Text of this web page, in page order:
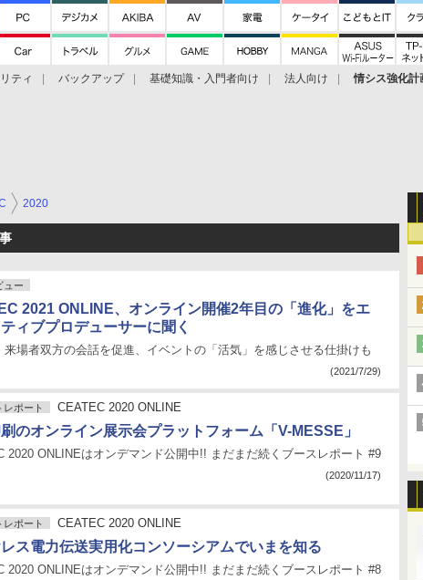
ティ バックアップ 基礎知識・入門者向け 法人向け 情シス強化計
2020
ュー
2021 ONLINE、オンライン開催2年目の「進化」をエ
ィブプロデューサーに聞く
来場者双方の会話を促進、イベントの「活気」を感じさせる仕掛けも
(2021/7/29)
レポート CEATEC 2020 ONLINE
のオンライン展示会プラットフォーム「V-MESSE」
2020 ONLINEはオンデマンド公開中!! まだまだ続くブースレポート #9
(2020/11/17)
レポート CEATEC 2020 ONLINE
ス電力伝送実用化コンソーシアムでいまを知る
2020 ONLINEはオンデマンド公開中!! まだまだ続くブースレポート #8